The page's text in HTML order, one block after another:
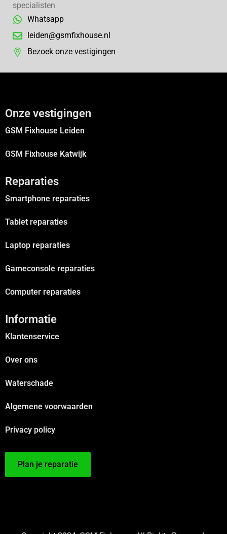
specialisten
Whatsapp
leiden@gsmfixhouse.nl
Bezoek onze vestigingen
Onze vestigingen
GSM Fixhouse Leiden
GSM Fixhouse Katwijk
Reparaties
Smartphone reparaties
Tablet reparaties
Laptop reparaties
Gameconsole reparaties
Computer reparaties
Informatie
Klantenservice
Over ons
Waterschade
Algemene voorwaarden
Privacy policy
Plan je reparatie